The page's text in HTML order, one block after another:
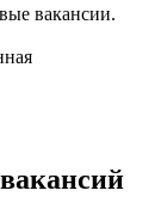
вакансии.